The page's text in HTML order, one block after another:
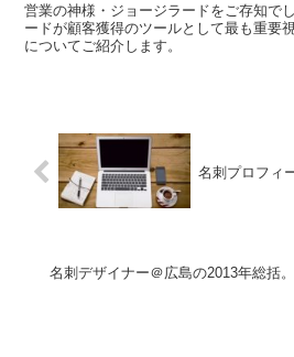
営業の神様・ジョージラードをご存知で
ードが顧客獲得のツールとして最も重要
についてご紹介します。
名刺プロフィ
名刺デザイナー＠広島の2013年総括。